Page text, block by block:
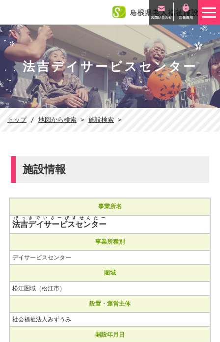
このページの本文へ
法吉デイサービスセンター
現
置：
トップ/ 地図から検索 > 施設検索 >
施設情報
事業所名
法吉デイサービスセンター
ほっきでいさーびすせんたー
事業所種別
デイサービスセンター
圏域
松江圏域（松江市）
設置・運営主体
社会福祉法人みずうみ
開設年月日